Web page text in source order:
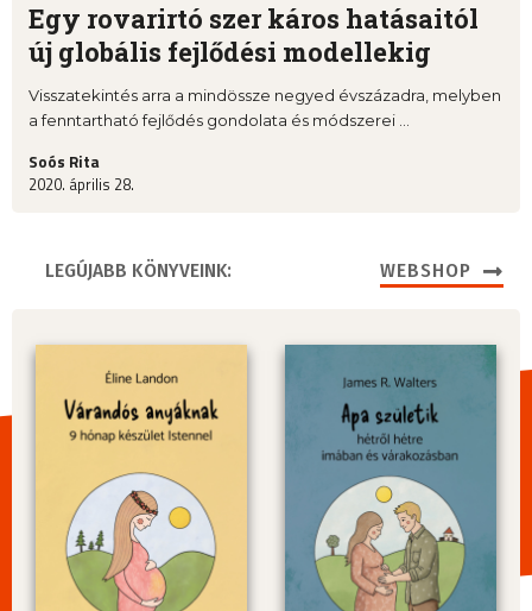
Egy rovarirtó szer káros hatásaitól
új globális fejlődési modellekig
Visszatekintés arra a mindössze negyed évszázadra, melyben
a fenntartható fejlődés gondolata és módszerei ...
Soós Rita
2020. április 28.
LEGÚJABB KÖNYVEINK: WEBSHOP